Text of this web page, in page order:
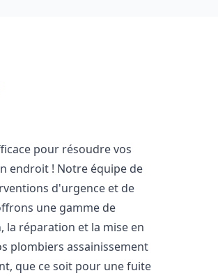
pour résoudre vos
endroit ! Notre équipe de
d'urgence et de
une gamme de
réparation et la mise en
plombiers assainissement
que ce soit pour une fuite